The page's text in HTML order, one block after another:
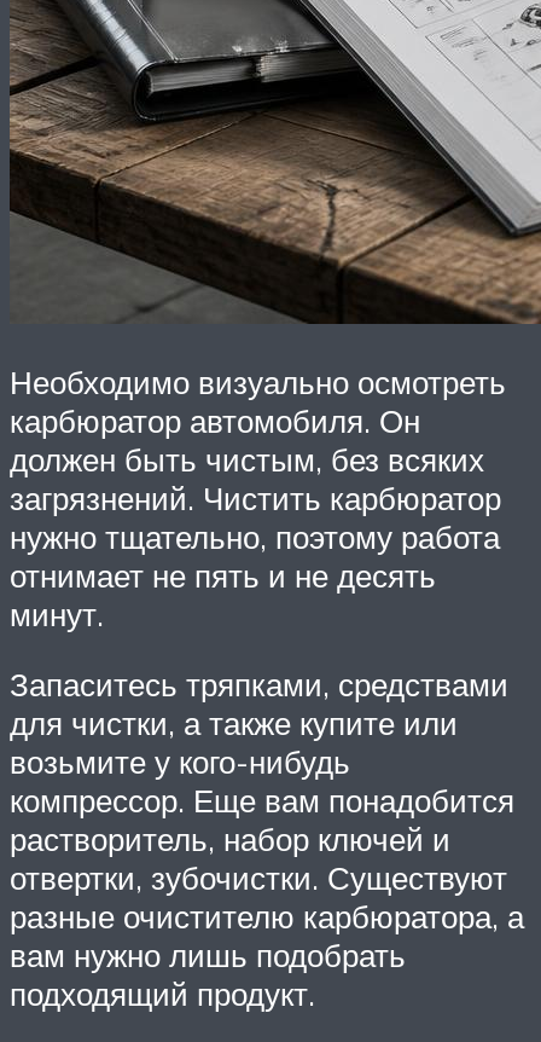
Необходимо визуально осмотреть
карбюратор автомобиля. Он
должен быть чистым, без всяких
загрязнений. Чистить карбюратор
нужно тщательно, поэтому работа
отнимает не пять и не десять
минут.
Запаситесь тряпками, средствами
для чистки, а также купите или
возьмите у кого-нибудь
компрессор. Еще вам понадобится
растворитель, набор ключей и
отвертки, зубочистки. Существуют
разные очистителю карбюратора, а
вам нужно лишь подобрать
подходящий продукт.